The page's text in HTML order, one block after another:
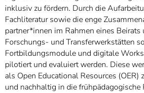
inklusiv zu fördern. Durch die
Fachliteratur sowie die enge
partner*innen im Rahmen eines Beirats
Forschungs- und Transferwerkstätten
Fortbildungsmodule und digitale
pilotiert und evaluiert werden. Diese
als Open Educational Resources (OER)
und nachhaltig in die